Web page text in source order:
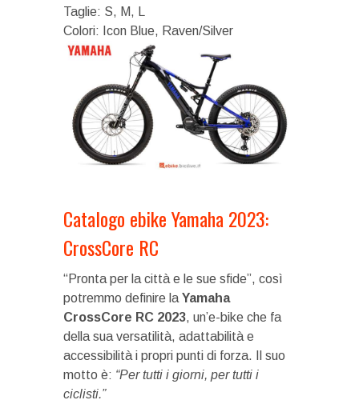
Taglie: S, M, L
Colori: Icon Blue, Raven/Silver
Catalogo ebike Yamaha 2023:
CrossCore RC
“Pronta per la città e le sue sfide”, così
potremmo definire la Yamaha
CrossCore RC 2023, un’e-bike che fa
della sua versatilità, adattabilità e
accessibilità i propri punti di forza. Il suo
motto è: “Per tutti i giorni, per tutti i
ciclisti.”